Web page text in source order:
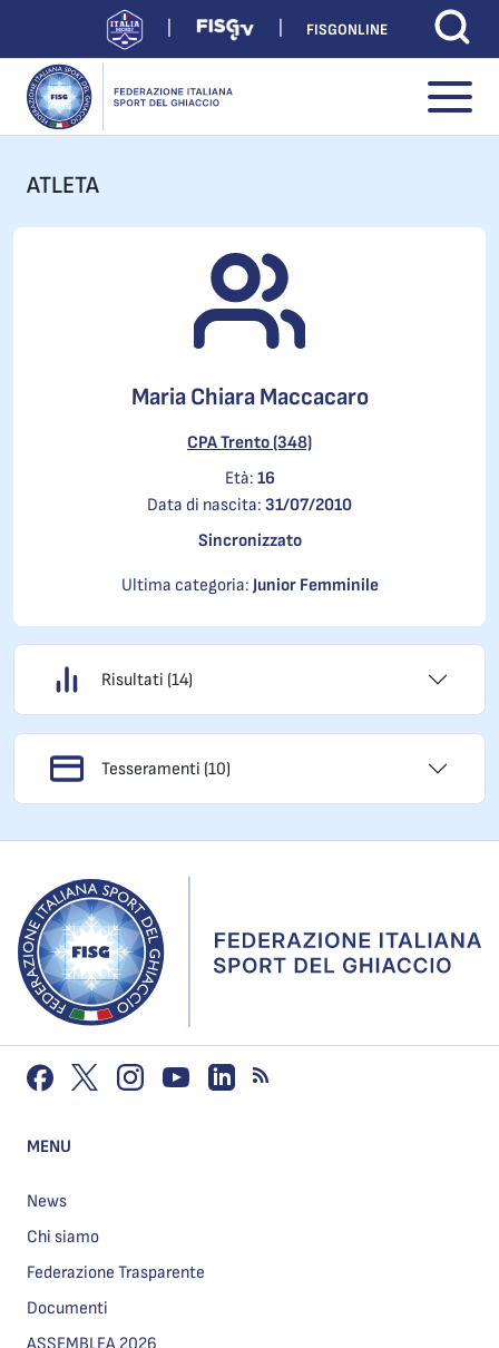
FISGONLINE
ATLETA
Maria Chiara Maccacaro
CPA Trento (348)
Età: 16
Data di nascita: 31/07/2010
Sincronizzato
Ultima categoria: Junior Femminile
Risultati (14)
Tesseramenti (10)
MENU
News
Chi siamo
Federazione Trasparente
Documenti